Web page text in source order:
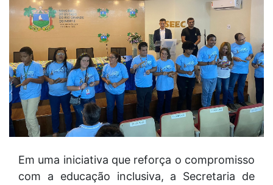
Em uma iniciativa que reforça o compromisso
com a educação inclusiva, a Secretaria de